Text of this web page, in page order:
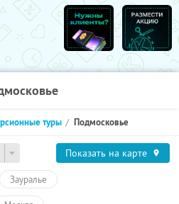
туры Подмосковье
Показать на карте
Зауралье